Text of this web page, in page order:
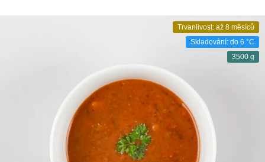
Trvanlivost: až 8 měsíců
Skladování: do 6 °C
3500 g